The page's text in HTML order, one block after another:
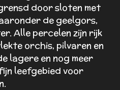
door sloten met
de geelgors,
Alle percelen zijn rijk
orchis, pilvaren en
lagere en nog meer
leefgebied voor